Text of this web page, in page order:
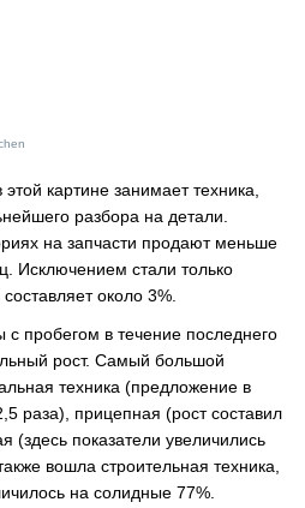
картине занимает техника,
разбора на детали.
на запчасти продают меньше
Исключением стали только
около 3%.
пробегом в течение последнего
рост. Самый большой
техника (предложение в
раза), прицепная (рост составил
(здесь показатели увеличились
вошла строительная техника,
на солидные 77%.